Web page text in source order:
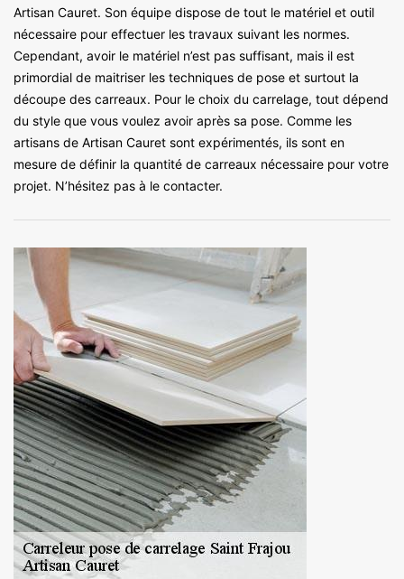
Artisan Cauret. Son équipe dispose de tout le matériel et outil
nécessaire pour effectuer les travaux suivant les normes.
Cependant, avoir le matériel n’est pas suffisant, mais il est
primordial de maitriser les techniques de pose et surtout la
découpe des carreaux. Pour le choix du carrelage, tout dépend
du style que vous voulez avoir après sa pose. Comme les
artisans de Artisan Cauret sont expérimentés, ils sont en
mesure de définir la quantité de carreaux nécessaire pour votre
projet. N’hésitez pas à le contacter.